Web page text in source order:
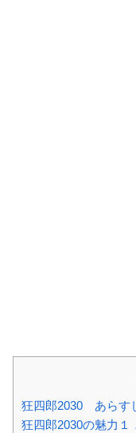
狂四郎2030 あらす
狂四郎2030の魅力１